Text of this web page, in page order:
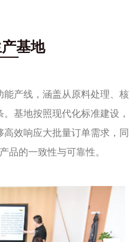
应急部点名报道。
和神话，致力于成为世
基地
产线，涵盖从原料处理、核
基地按照现代化标准建设，
效响应大批量订单需求，同
品的一致性与可靠性。